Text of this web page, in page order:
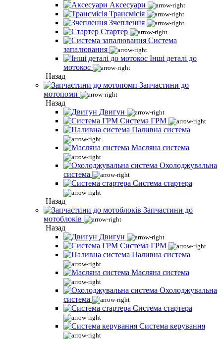
Аксесуари
Трансмісія
Зчеплення
Стартер
Система
запалювання
Інші деталі до
мотокос
Назад
Запчастини до
мотопомп
Назад
Двигун
Система ГРМ
Паливна система
Масляна система
Охолоджувальна
система
Система стартера
Назад
Запчастини до
мотоблоків
Назад
Двигун
Система ГРМ
Паливна система
Масляна система
Охолоджувальна
система
Система стартера
Система керування